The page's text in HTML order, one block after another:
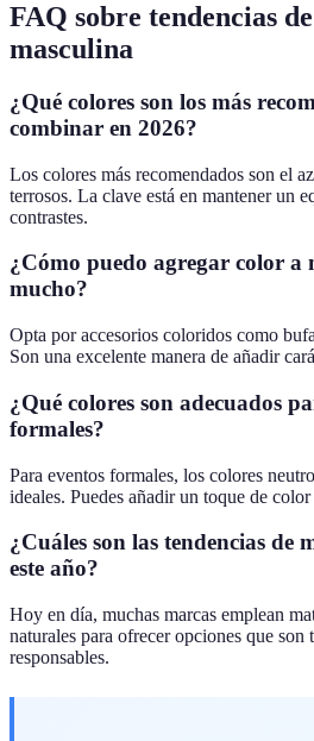
FAQ sobre tendencias
masculina
¿Qué colores son los más
combinar en 2026?
Los colores más recomendados son el
terrosos. La clave está en mantener un
contrastes.
¿Cómo puedo agregar color
mucho?
Opta por accesorios coloridos como
Son una excelente manera de añadir
¿Qué colores son adecuados
formales?
Para eventos formales, los colores
ideales. Puedes añadir un toque de
¿Cuáles son las tendencias de
este año?
Hoy en día, muchas marcas emplean
naturales para ofrecer opciones que son
responsables.